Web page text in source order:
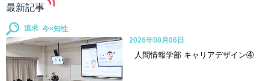
最新記事
追求
人間情報学部 キャリアデザイン④
2026年08月06日